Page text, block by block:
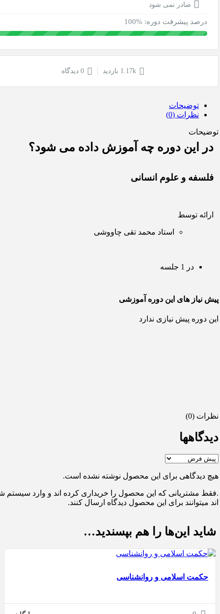
صادر نمی شود
درصد پیشرفت دوره: %100
1.17k بازدید 0 دیدگاه
توضیحات
نظرات (0)
توضیحات
در این دوره چه آموزش داده می شود؟
فلسفه و علوم انسانی
ارائه توسط
استاد محمد تقی چاووشی
در 1 جلسه
پیش نیاز های این دوره آموزشی
این دوره پیش نیازی ندارد
نظرات (0)
دیدگاهها
هیچ دیدگاهی برای این محصول نوشته نشده است.
.فقط مشتریانی که این محصول را خریداری کرده اند و وارد سیستم
اند میتوانند برای این محصول دیدگاه ارسال کنند.
شاید این‌ها را هم بپسندید…
حکمت اسلامی و روانشناسی